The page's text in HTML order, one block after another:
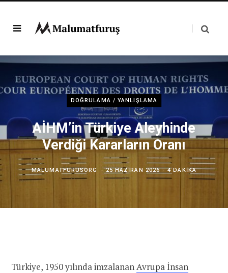
DOĞRULAMA / YANLIŞLAMA
AİHM’in Türkiye Aleyhinde
Verdiği Kararların Oranı
MALUMATFURUSORG 25 HAZIRAN 2026 4 DAKIKA
Türkiye, 1950 yılında imzalananAvrupa İnsan